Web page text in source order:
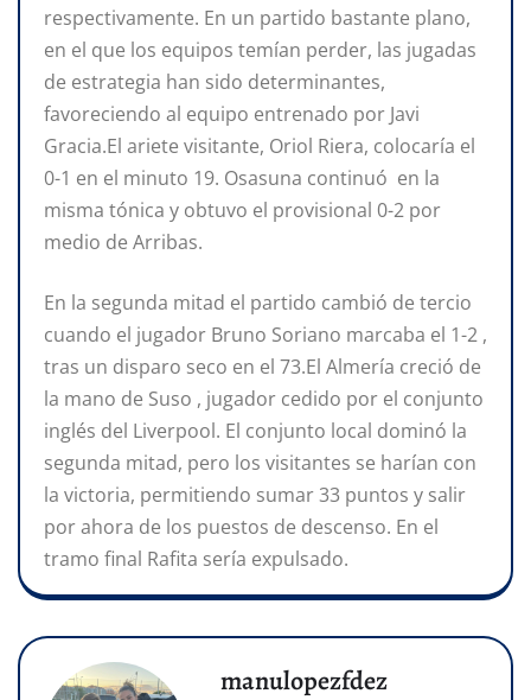
respectivamente. En un partido bastante plano,
en el que los equipos temían perder, las jugadas
de estrategia han sido determinantes,
favoreciendo al equipo entrenado por Javi
Gracia.El ariete visitante, Oriol Riera, colocaría el
0-1 en el minuto 19. Osasuna continuó en la
misma tónica y obtuvo el provisional 0-2 por
medio de Arribas.
En la segunda mitad el partido cambió de tercio
cuando el jugador Bruno Soriano marcaba el 1-2 ,
tras un disparo seco en el 73.El Almería creció de
la mano de Suso , jugador cedido por el conjunto
inglés del Liverpool. El conjunto local dominó la
segunda mitad, pero los visitantes se harían con
la victoria, permitiendo sumar 33 puntos y salir
por ahora de los puestos de descenso. En el
tramo final Rafita sería expulsado.
manulopezfdez